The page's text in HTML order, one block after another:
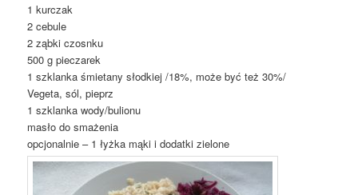
1 kurczak
2 cebule
2 ząbki czosnku
500 g pieczarek
1 szklanka śmietany słodkiej /18%, może być też 30%/
Vegeta, sól, pieprz
1 szklanka wody/bulionu
masło do smażenia
opcjonalnie – 1 łyżka mąki i dodatki zielone